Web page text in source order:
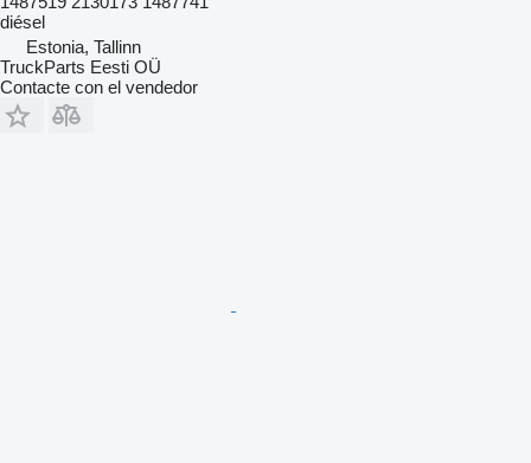
diésel
Estonia, Tallinn
TruckParts Eesti OÜ
Contacte con el vendedor